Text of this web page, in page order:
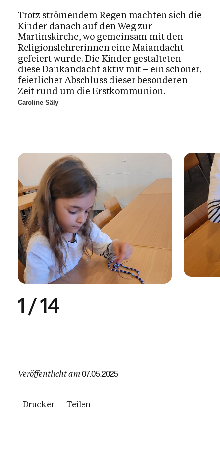
Trotz strömendem Regen machten sich die
Kinder danach auf den Weg zur
Martinskirche, wo gemeinsam mit den
Religionslehrerinnen eine Maiandacht
gefeiert wurde. Die Kinder gestalteten
diese Dankandacht aktiv mit – ein schöner,
feierlicher Abschluss dieser besonderen
Zeit rund um die Erstkommunion.
Caroline Säly
1 /14
Veröffentlicht am 07.05.2025
Drucken Teilen